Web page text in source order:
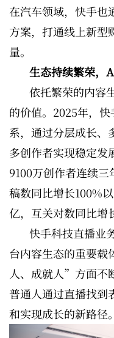
在汽车领域，快手也
方案，打通线上新型
量。
生态持续繁荣，
依托繁荣的内容
的价值。2025年，
系，通过分层成长、
多创作者实现稳定发
9100万创作者连续
稿数同比增长100%
亿，互关对数同比增
快手科技直播业
台内容生态的重要
人、成就人”方面不
普通人通过直播找到
和实现成长的新路径。